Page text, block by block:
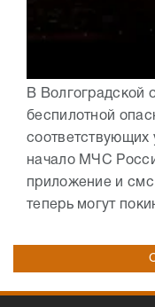
В Волгоградской
беспилотной
соответствующих
начало МЧС
приложение и
теперь могут